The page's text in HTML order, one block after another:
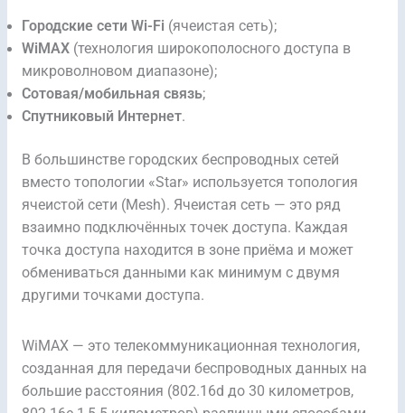
Городские сети Wi-Fi (ячеистая сеть);
WiMAX(технология широкополосного доступа в
микроволновом диапазоне);
Сотовая/мобильная связь;
Спутниковый Интернет.
В большинстве городских беспроводных сетей
вместо топологии «Star» используется топология
ячеистой сети (Mesh). Ячеистая сеть — это ряд
взаимно подключённых точек доступа. Каждая
точка доступа находится в зоне приёма и может
обмениваться данными как минимум с двумя
другими точками доступа.
WiMAX — это телекоммуникационная технология,
созданная для передачи беспроводных данных на
большие расстояния (802.16d до 30 километров,